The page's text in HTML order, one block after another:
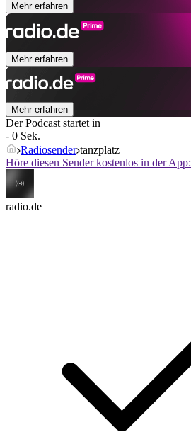
Mehr erfahren
Mehr erfahren
Mehr erfahren
Der Podcast startet in
- 0 Sek.
Radiosender tanzplatz
Höre diesen Sender kostenlos in der App:
radio.de